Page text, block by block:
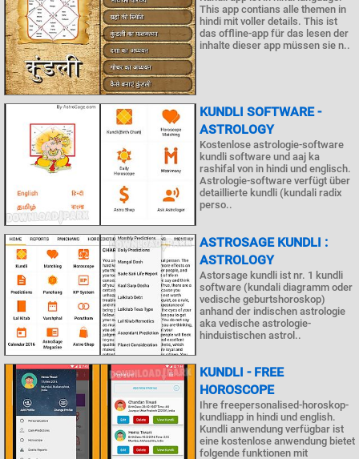
This app contians alle themen in
hindi mit voller details. This ist
das offline-app für das lesen der
inhalte dieser app müssen sie n..
KUNDLI SOFTWARE -
ASTROLOGY
Kostenlose astrologie-software
kundli software und aaj ka
rashifal von in hindi und englisch.
Astrologie-software verfügt über
detaillierte kundli (kundali radix
perso..
ASTROSAGE KUNDLI :
ASTROLOGY
Astorsage kundli ist nr. 1 kundli
software (kundali diagramm oder
vedische geburtshoroskop)
anhand der indischen astrologie
aka vedische astrologie-
hinduistischen astrol..
KUNDLI - FREE
HOROSCOPE
Ihre freepersonalised-horoskop-
kundliapp in hindi und english.
Kundli anwendung verfügbar ist
eine kostenlose anwendung bietet
folgende funktionen mit